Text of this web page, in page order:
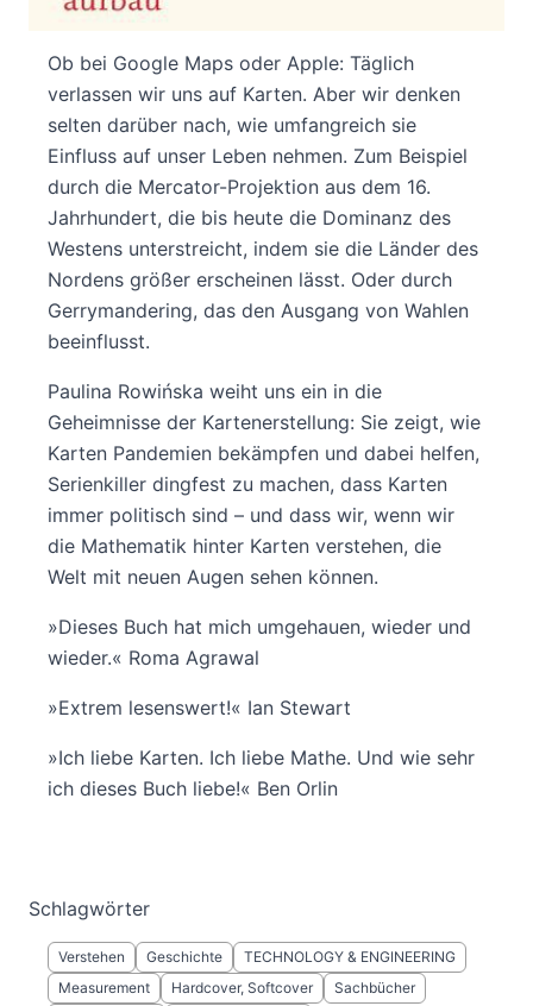
bringt.
Ob bei Google Maps oder Apple: Täglich
verlassen wir uns auf Karten. Aber wir denken
selten darüber nach, wie umfangreich sie
Einfluss auf unser Leben nehmen. Zum Beispiel
durch die Mercator-Projektion aus dem 16.
Jahrhundert, die bis heute die Dominanz des
Westens unterstreicht, indem sie die Länder des
Nordens größer erscheinen lässt. Oder durch
Gerrymandering, das den Ausgang von Wahlen
beeinflusst.
Paulina Rowińska weiht uns ein in die
Geheimnisse der Kartenerstellung: Sie zeigt, wie
Karten Pandemien bekämpfen und dabei helfen,
Serienkiller dingfest zu machen, dass Karten
immer politisch sind – und dass wir, wenn wir
die Mathematik hinter Karten verstehen, die
Welt mit neuen Augen sehen können.
»Dieses Buch hat mich umgehauen, wieder und
wieder.« Roma Agrawal
»Extrem lesenswert!« Ian Stewart
»Ich liebe Karten. Ich liebe Mathe. Und wie sehr
ich dieses Buch liebe!« Ben Orlin
Schlagwörter
Verstehen Geschichte
TECHNOLOGY & ENGINEERING
Measurement
Hardcover, Softcover Sachbücher